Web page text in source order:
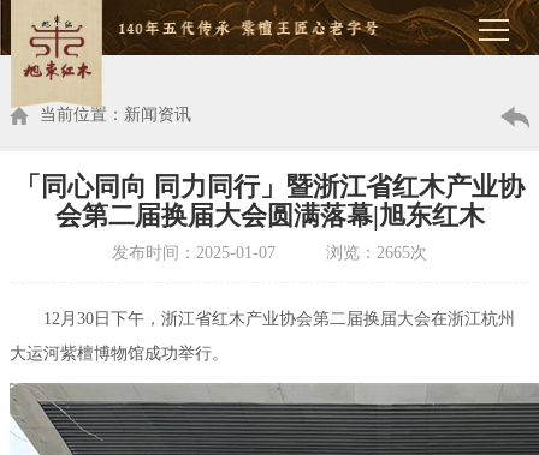
当前位置：新闻资讯
「同心同向 同力同行」暨浙江省红木产业协
会第二届换届大会圆满落幕|旭东红木
发布时间：2025-01-07 浏览：2665次
12月30日下午，浙江省红木产业协会第二届换届大会在浙江杭州
大运河紫檀博物馆成功举行。